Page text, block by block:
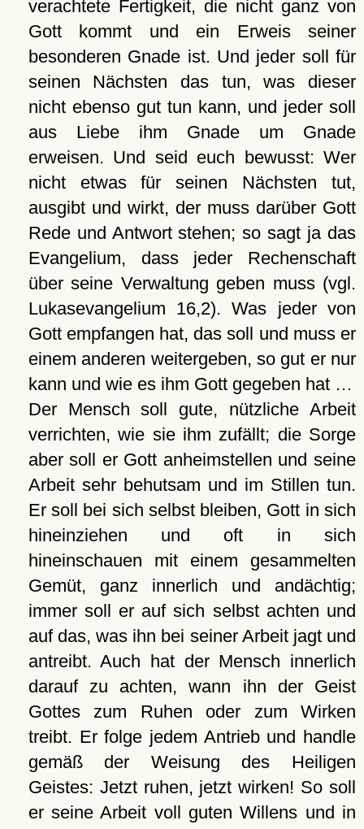
verachtete Fertigkeit, die nicht ganz von
Gott kommt und ein Erweis seiner
besonderen Gnade ist. Und jeder soll für
seinen Nächsten das tun, was dieser
nicht ebenso gut tun kann, und jeder soll
aus Liebe ihm Gnade um Gnade
erweisen. Und seid euch bewusst: Wer
nicht etwas für seinen Nächsten tut,
ausgibt und wirkt, der muss darüber Gott
Rede und Antwort stehen; so sagt ja das
Evangelium, dass jeder Rechenschaft
über seine Verwaltung geben muss (vgl.
Lukasevangelium 16,2). Was jeder von
Gott empfangen hat, das soll und muss er
einem anderen weitergeben, so gut er nur
kann und wie es ihm Gott gegeben hat …
Der Mensch soll gute, nützliche Arbeit
verrichten, wie sie ihm zufällt; die Sorge
aber soll er Gott anheimstellen und seine
Arbeit sehr behutsam und im Stillen tun.
Er soll bei sich selbst bleiben, Gott in sich
hineinziehen und oft in sich
hineinschauen mit einem gesammelten
Gemüt, ganz innerlich und andächtig;
immer soll er auf sich selbst achten und
auf das, was ihn bei seiner Arbeit jagt und
antreibt. Auch hat der Mensch innerlich
darauf zu achten, wann ihn der Geist
Gottes zum Ruhen oder zum Wirken
treibt. Er folge jedem Antrieb und handle
gemäß der Weisung des Heiligen
Geistes: Jetzt ruhen, jetzt wirken! So soll
er seine Arbeit voll guten Willens und in